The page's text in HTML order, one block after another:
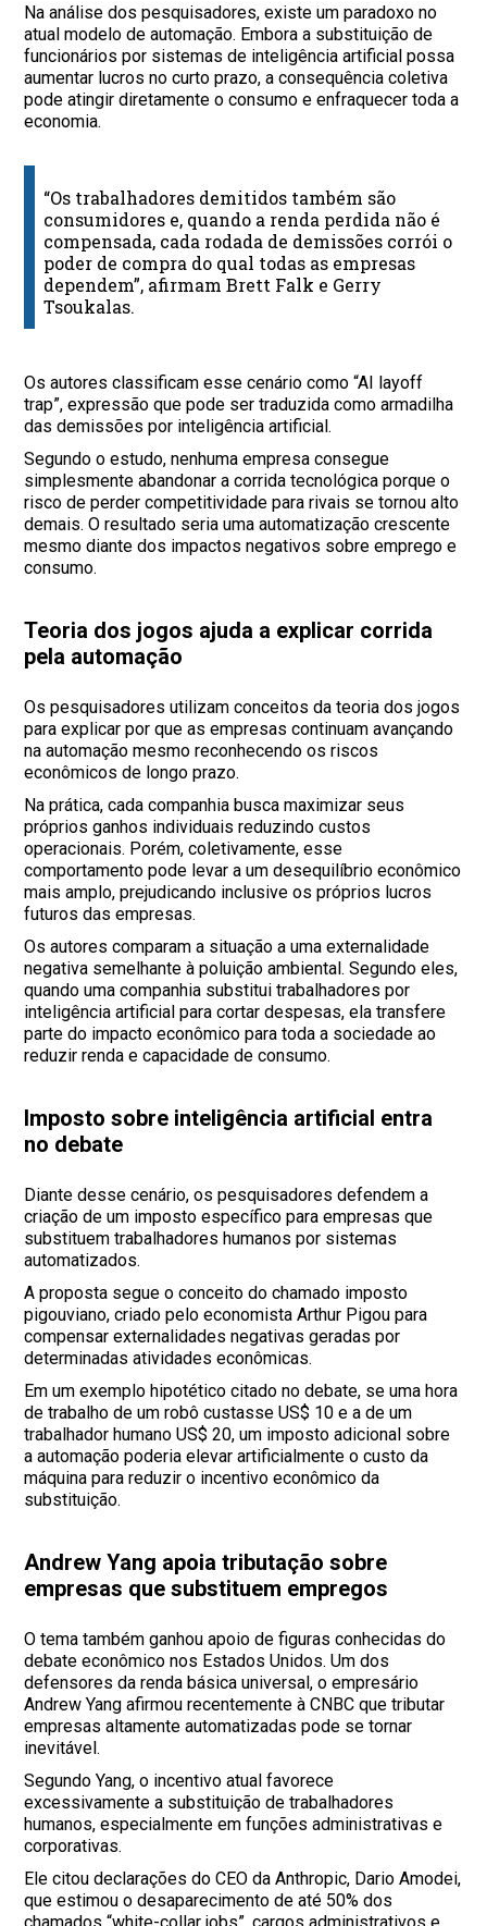
Na análise dos pesquisadores, existe um paradoxo no
atual modelo de automação. Embora a substituição de
funcionários por sistemas de inteligência artificial possa
aumentar lucros no curto prazo, a consequência coletiva
pode atingir diretamente o consumo e enfraquecer toda a
economia.
“Os trabalhadores demitidos também são
consumidores e, quando a renda perdida não é
compensada, cada rodada de demissões corrói o
poder de compra do qual todas as empresas
dependem”, afirmam Brett Falk e Gerry
Tsoukalas.
Os autores classificam esse cenário como “AI layoff
trap”, expressão que pode ser traduzida como armadilha
das demissões por inteligência artificial.
Segundo o estudo, nenhuma empresa consegue
simplesmente abandonar a corrida tecnológica porque o
risco de perder competitividade para rivais se tornou alto
demais. O resultado seria uma automatização crescente
mesmo diante dos impactos negativos sobre emprego e
consumo.
Teoria dos jogos ajuda a explicar corrida
pela automação
Os pesquisadores utilizam conceitos da teoria dos jogos
para explicar por que as empresas continuam avançando
na automação mesmo reconhecendo os riscos
econômicos de longo prazo.
Na prática, cada companhia busca maximizar seus
próprios ganhos individuais reduzindo custos
operacionais. Porém, coletivamente, esse
comportamento pode levar a um desequilíbrio econômico
mais amplo, prejudicando inclusive os próprios lucros
futuros das empresas.
Os autores comparam a situação a uma externalidade
negativa semelhante à poluição ambiental. Segundo eles,
quando uma companhia substitui trabalhadores por
inteligência artificial para cortar despesas, ela transfere
parte do impacto econômico para toda a sociedade ao
reduzir renda e capacidade de consumo.
Imposto sobre inteligência artificial entra
no debate
Diante desse cenário, os pesquisadores defendem a
criação de um imposto específico para empresas que
substituem trabalhadores humanos por sistemas
automatizados.
A proposta segue o conceito do chamado imposto
pigouviano, criado pelo economista Arthur Pigou para
compensar externalidades negativas geradas por
determinadas atividades econômicas.
Em um exemplo hipotético citado no debate, se uma hora
de trabalho de um robô custasse US$ 10 e a de um
trabalhador humano US$ 20, um imposto adicional sobre
a automação poderia elevar artificialmente o custo da
máquina para reduzir o incentivo econômico da
substituição.
Andrew Yang apoia tributação sobre
empresas que substituem empregos
O tema também ganhou apoio de figuras conhecidas do
debate econômico nos Estados Unidos. Um dos
defensores da renda básica universal, o empresário
Andrew Yang afirmou recentemente à CNBC que tributar
empresas altamente automatizadas pode se tornar
inevitável.
Segundo Yang, o incentivo atual favorece
excessivamente a substituição de trabalhadores
humanos, especialmente em funções administrativas e
corporativas.
Ele citou declarações do CEO da Anthropic, Dario Amodei,
que estimou o desaparecimento de até 50% dos